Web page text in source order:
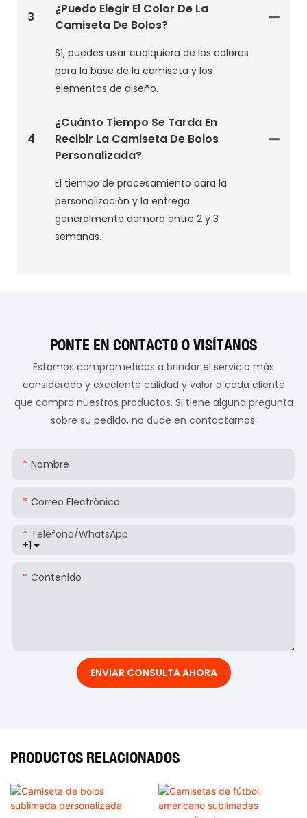
3
¿Puedo Elegir El Color De La
Camiseta De Bolos?
Sí, puedes usar cualquiera de los colores
para la base de la camiseta y los
elementos de diseño.
4
¿Cuánto Tiempo Se Tarda En
Recibir La Camiseta De Bolos
Personalizada?
El tiempo de procesamiento para la
personalización y la entrega
generalmente demora entre 2 y 3
semanas.
PONTE EN CONTACTO O VISÍTANOS
Estamos comprometidos a brindar el servicio más
considerado y excelente calidad y valor a cada cliente
que compra nuestros productos. Si tiene alguna pregunta
sobre su pedido, no dude en contactarnos.
Nombre
Correo Electrónico
+1
Teléfono/WhatsApp
Contenido
ENVIAR CONSULTA AHORA
PRODUCTOS RELACIONADOS